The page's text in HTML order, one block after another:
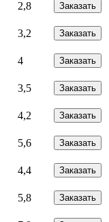
2,8 Заказать
3,2 Заказать
4 Заказать
3,5 Заказать
4,2 Заказать
5,6 Заказать
4,4 Заказать
5,8 Заказать